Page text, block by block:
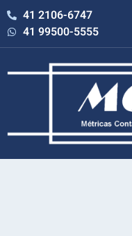
41 2106-6747
41 99500-5555